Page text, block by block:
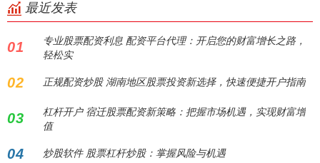
最近发表
01
专业股票配资利息 配资平台代理：开启您的财富增长之路，
轻松实
02 正规配资炒股 湖南地区股票投资新选择，快速便捷开户指南
03
杠杆开户 宿迁股票配资新策略：把握市场机遇，实现财富增
值
04 炒股软件 股票杠杆炒股：掌握风险与机遇